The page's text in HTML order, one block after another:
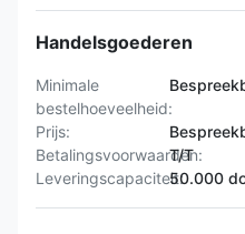
Handelsgoederen
Minimale
bestelhoeveelheid:
Prijs:
Betalingsvoorwaarden:
T/T
Leveringscapaciteit:50.000